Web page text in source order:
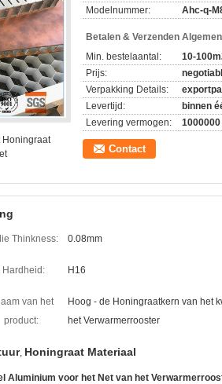
Honingraat
Modelnummer:
Ahc-q-
Betalen & Verzenden
Min. bestelaantal:
10-
Prijs:
Verpakking Details:
Levertijd:
binnen
Levering vermogen:
Contact
Thinkness: 0.08mm
Hardheid: H16
van het
product:
Hoog - de Honingraatkern van het
het Verwarmerrooster
, Honingraat Materiaal
Aluminium voor het Net van het